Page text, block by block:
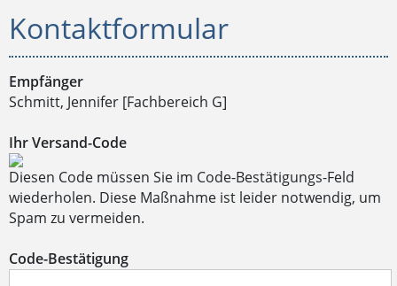
Kontaktformular
Empfänger
Schmitt, Jennifer [Fachbereich G]
Ihr Versand-Code
Diesen Code müssen Sie im Code-Bestätigungs-Feld
wiederholen. Diese Maßnahme ist leider notwendig, um
Spam zu vermeiden.
Code-Bestätigung